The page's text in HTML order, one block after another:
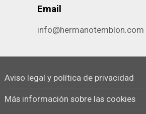
Email
info@hermanotemblon.com
Aviso legal y política de privacidad
Más información sobre las cookies